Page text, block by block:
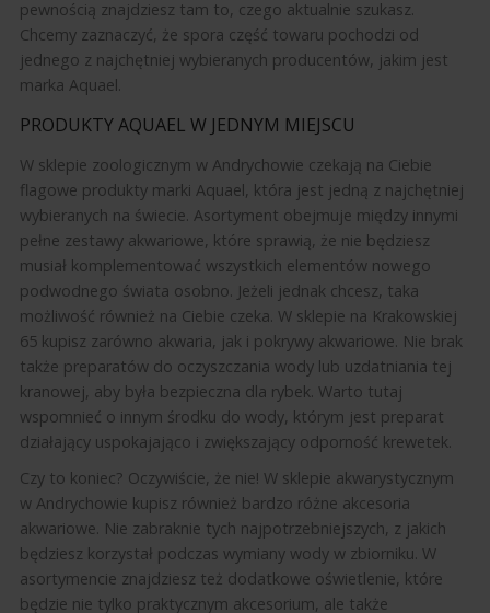
pewnością znajdziesz tam to, czego aktualnie szukasz.
Chcemy zaznaczyć, że spora część towaru pochodzi od
jednego z najchętniej wybieranych producentów, jakim jest
marka Aquael.
PRODUKTY AQUAEL W JEDNYM MIEJSCU
W sklepie zoologicznym w Andrychowie czekają na Ciebie
flagowe produkty marki Aquael, która jest jedną z najchętniej
wybieranych na świecie. Asortyment obejmuje między innymi
pełne zestawy akwariowe, które sprawią, że nie będziesz
musiał komplementować wszystkich elementów nowego
podwodnego świata osobno. Jeżeli jednak chcesz, taka
możliwość również na Ciebie czeka. W sklepie na Krakowskiej
65 kupisz zarówno akwaria, jak i pokrywy akwariowe. Nie brak
także preparatów do oczyszczania wody lub uzdatniania tej
kranowej, aby była bezpieczna dla rybek. Warto tutaj
wspomnieć o innym środku do wody, którym jest preparat
działający uspokajająco i zwiększający odporność krewetek.
Czy to koniec? Oczywiście, że nie! W sklepie akwarystycznym
w Andrychowie kupisz również bardzo różne akcesoria
akwariowe. Nie zabraknie tych najpotrzebniejszych, z jakich
będziesz korzystał podczas wymiany wody w zbiorniku. W
asortymencie znajdziesz też dodatkowe oświetlenie, które
będzie nie tylko praktycznym akcesorium, ale także